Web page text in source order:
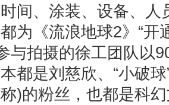
间、涂装、设备、人
为《流浪地球2》“开
拍摄的徐工团队以
都是刘慈欣、“小破
)的粉丝，也都是科